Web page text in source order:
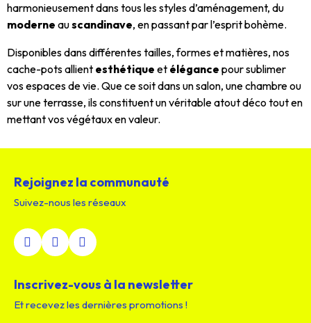
harmonieusement dans tous les styles d’aménagement, du
moderne auscandinave, en passant par l’esprit bohème.
Disponibles dans différentes tailles, formes et matières, nos
cache-pots allient esthétique et élégance pour sublimer
vos espaces de vie. Que ce soit dans un salon, une chambre ou
sur une terrasse, ils constituent un véritable atout déco tout en
mettant vos végétaux en valeur.
Rejoignez la communauté
Suivez-nous les réseaux
Inscrivez-vous à la newsletter
Et recevez les dernières promotions !